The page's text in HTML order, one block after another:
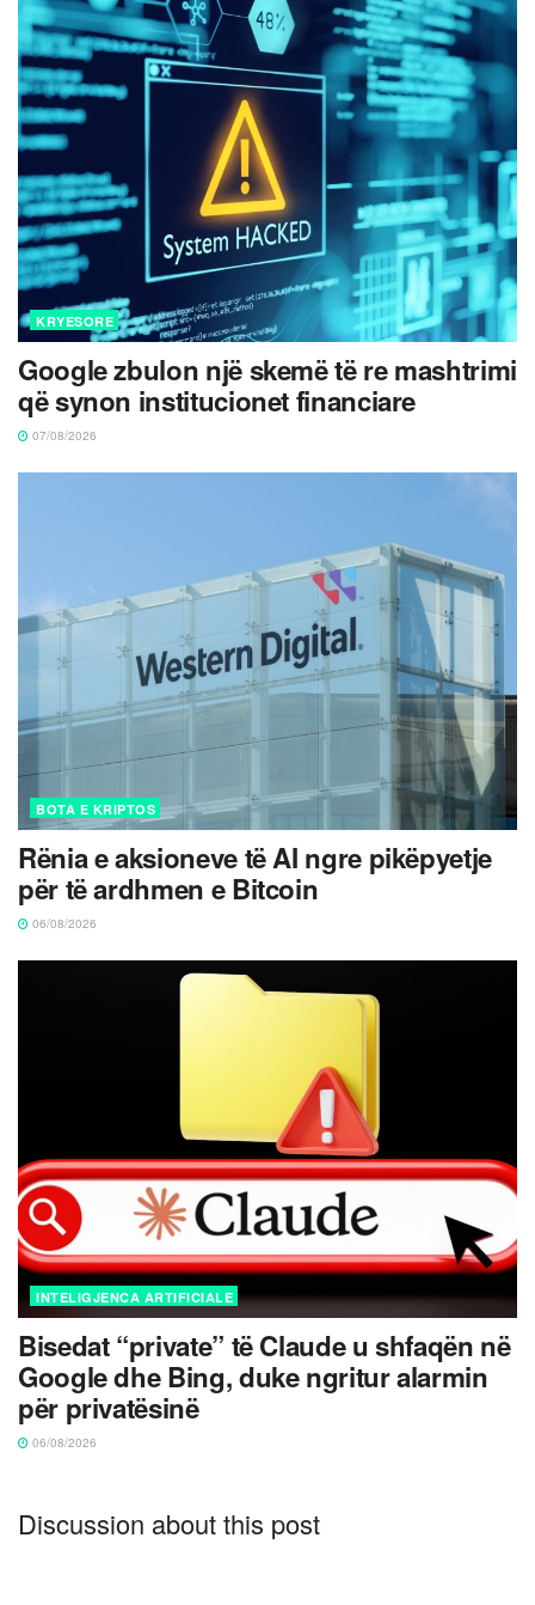
KRYESORE
Google zbulon një skemë të re mashtrimi
që synon institucionet financiare
07/08/2026
BOTA E KRIPTOS
Rënia e aksioneve të AI ngre pikëpyetje
për të ardhmen e Bitcoin
06/08/2026
INTELIGJENCA ARTIFICIALE
Bisedat “private” të Claude u shfaqën në
Google dhe Bing, duke ngritur alarmin
për privatësinë
06/08/2026
Discussion about this post